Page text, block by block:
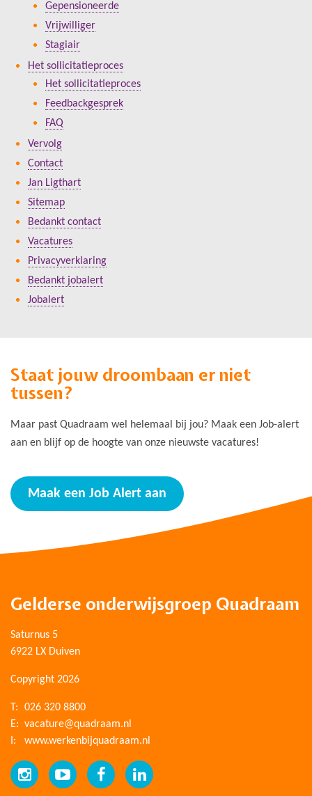
Gepensioneerde
Vrijwilliger
Stagiair
Het sollicitatieproces
Het sollicitatieproces
Feedbackgesprek
FAQ
Vervolg
Contact
Jan Ligthart
Sitemap
Bedankt contact
Vacatures
Privacyverklaring
Bedankt jobalert
Jobalert
Staat jouw droombaan er niet
tussen?
Maar past Quadraam wel helemaal bij jou? Maak een Job-alert
aan en blijf op de hoogte van onze nieuwste vacatures!
Maak een Job Alert aan
Gelderse onderwijsgroep Quadraam
Saturnus 5
6922 LX Duiven
Copyright 2026
T:
026 320 8800
E: vacature@quadraam.nl
I:
www.werkenbijquadraam.nl